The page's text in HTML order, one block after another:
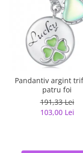
Pandantiv argint
patru foi
191,33 Lei
103,00 Lei